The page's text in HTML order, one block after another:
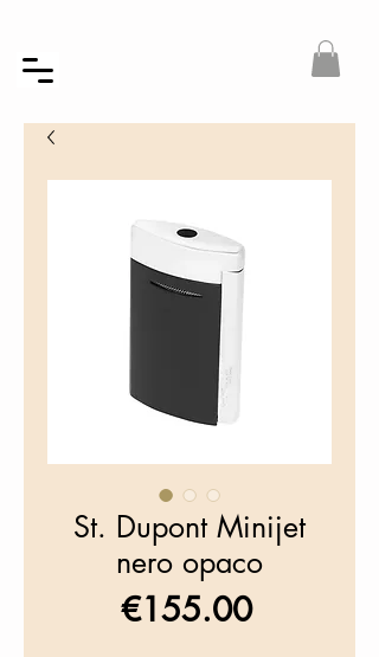
St. Dupont Minijet
nero opaco
€155.00Price